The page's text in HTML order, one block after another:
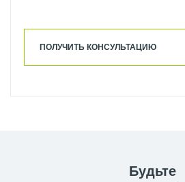
ПОЛУЧИТЬ КОНСУЛЬТАЦИЮ
Будьте